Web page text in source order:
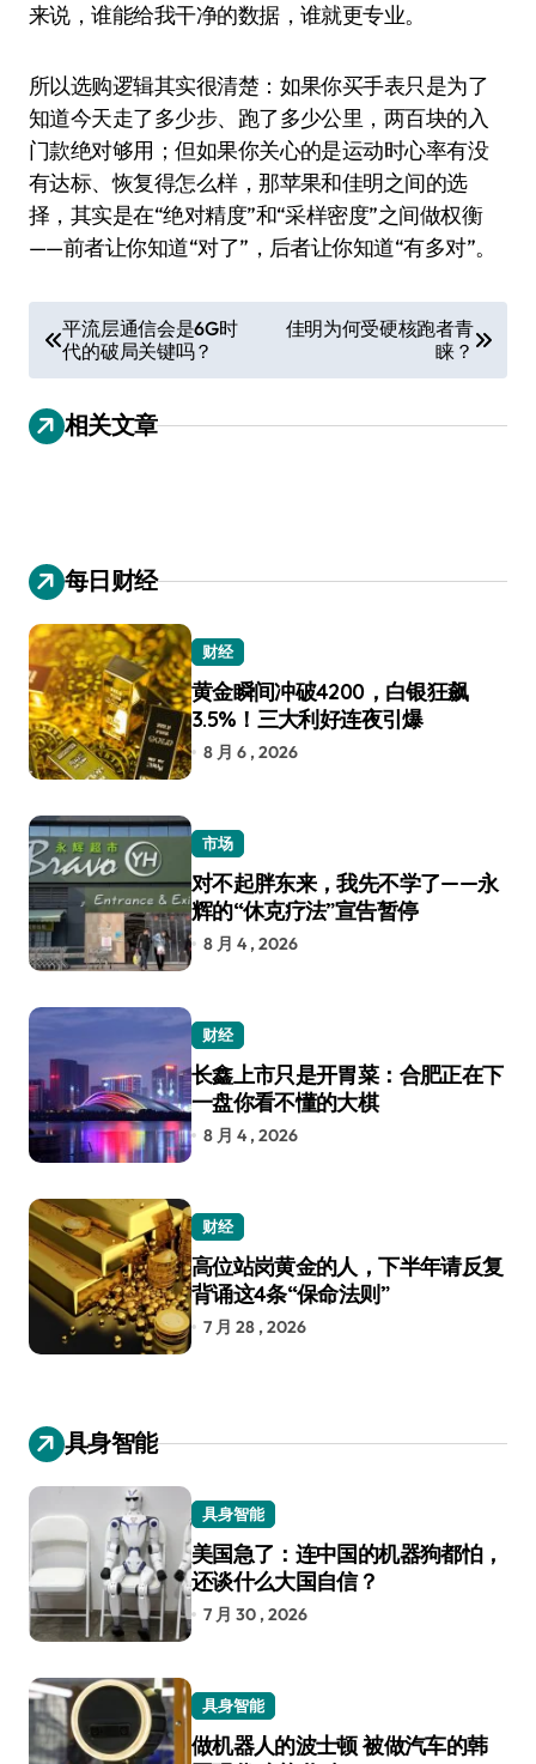
来说，谁能给我干净的数据，谁就更专业。
所以选购逻辑其实很清楚：如果你买手表只是为了
知道今天走了多少步、跑了多少公里，两百块的入
门款绝对够用；但如果你关心的是运动时心率有没
有达标、恢复得怎么样，那苹果和佳明之间的选
择，其实是在“绝对精度”和“采样密度”之间做权衡
——前者让你知道“对了”，后者让你知道“有多对”。
章
导
航
平流层通信会是6G时
代的破局关键吗？
佳明为何受硬核跑者青
睐？
相关文章
每日财经
财经
黄金瞬间冲破4200，白银狂飙
3.5%！三大利好连夜引爆
8 月 6 , 2026
市场
对不起胖东来，我先不学了——永
辉的“休克疗法”宣告暂停
8 月 4 , 2026
财经
长鑫上市只是开胃菜：合肥正在下
一盘你看不懂的大棋
8 月 4 , 2026
财经
高位站岗黄金的人，下半年请反复
背诵这4条“保命法则”
7 月 28 , 2026
具身智能
具身智能
美国急了：连中国的机器狗都怕，
还谈什么大国自信？
7 月 30 , 2026
具身智能
做机器人的波士顿 被做汽车的韩